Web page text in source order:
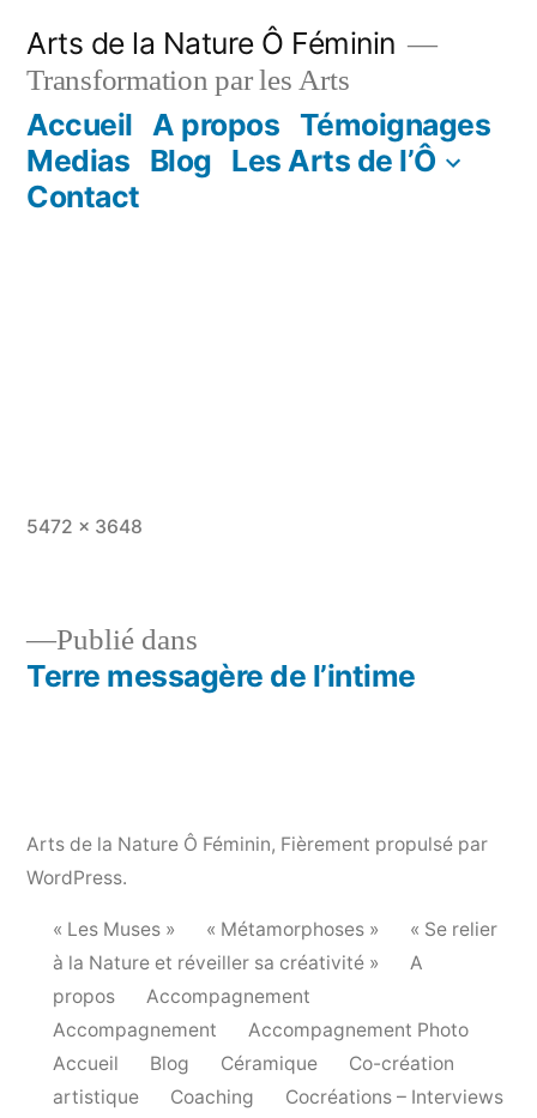
contenu
Arts de la Nature Ô Féminin
Transformation par les Arts
Accueil A propos Témoignages
Medias Blog Les Arts de l’Ô
Contact
Taille
5472 × 3648
Navigation
Publié dans
Terre messagère de l’intime
Arts de la Nature Ô Féminin, Fièrement propulsé par
WordPress.
« Les Muses » « Métamorphoses »
« Se relier
à la Nature et réveiller sa créativité »
A
propos
Accompagnement
Accompagnement
Accompagnement Photo
Accueil
Blog Céramique
Co-création
artistique
Coaching
Cocréations – Interviews